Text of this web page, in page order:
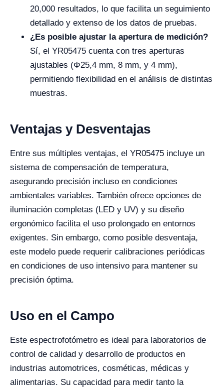
20,000 resultados, lo que facilita un seguimiento
detallado y extenso de los datos de pruebas.
¿Es posible ajustar la apertura de medición?
Sí, el YR05475 cuenta con tres aperturas
ajustables (Φ25,4 mm, 8 mm, y 4 mm),
permitiendo flexibilidad en el análisis de distintas
muestras.
Ventajas y Desventajas
Entre sus múltiples ventajas, el YR05475 incluye un
sistema de compensación de temperatura,
asegurando precisión incluso en condiciones
ambientales variables. También ofrece opciones de
iluminación completas (LED y UV) y su diseño
ergonómico facilita el uso prolongado en entornos
exigentes. Sin embargo, como posible desventaja,
este modelo puede requerir calibraciones periódicas
en condiciones de uso intensivo para mantener su
precisión óptima.
Uso en el Campo
Este espectrofotómetro es ideal para laboratorios de
control de calidad y desarrollo de productos en
industrias automotrices, cosméticas, médicas y
alimentarias. Su capacidad para medir tanto la